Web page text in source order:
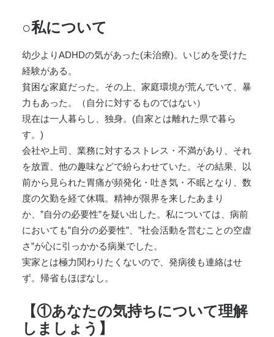
○私について
幼少よりADHDの気があった(未治療)。いじめを受けた
経験がある。
貧困な家庭だった。その上、家庭環境が荒んでいて、暴
力もあった。（自分に対するものではない）
現在は一人暮らし、独身。(自家とは離れた県で暮ら
す。)
会社や上司、業務に対するストレス・不満があり、それ
を放置、他の趣味などで紛らわせていた。その結果、以
前から見られた胃痛が頻発化・吐き気・不眠となり、数
度の欠勤を経て休職。精神が限界を来したあまり
か、”自分の必要性”を疑い出した。私については、病前
においても”自分の必要性”、”社会活動を営むことの空虚
さ”が心に引っかかる病巣でした。
実家とは極力関わりたくないので、発病後も連絡はせ
ず。帰省もほぼなし。
【①あなたの気持ちについて理解
しましょう】